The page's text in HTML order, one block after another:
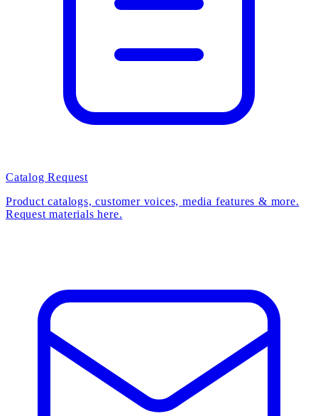
Catalog Request
Product catalogs, customer voices, media features & more.
Request materials here.